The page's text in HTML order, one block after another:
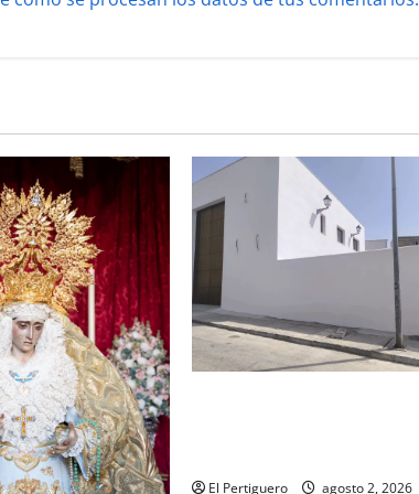
El Pertiguero agosto 2, 2026